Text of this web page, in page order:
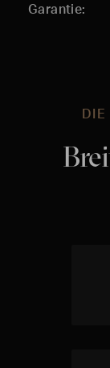
Garantie